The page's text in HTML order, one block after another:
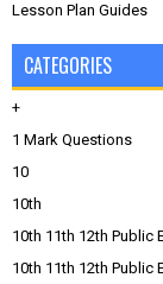
Lesson Plan Guides
CATEGORIES
+
1 Mark Questions
10
10th
10th 11th 12th Public
10th 11th 12th Public